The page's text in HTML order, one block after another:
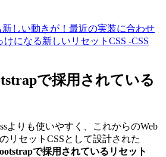
新しい動きが！最近の実装に合わせ
になる新しいリセットCSS -CSS
で採用されている
よりも使いやすく、これからのWeb
リセットCSSとして設計された
で採用されているリセット